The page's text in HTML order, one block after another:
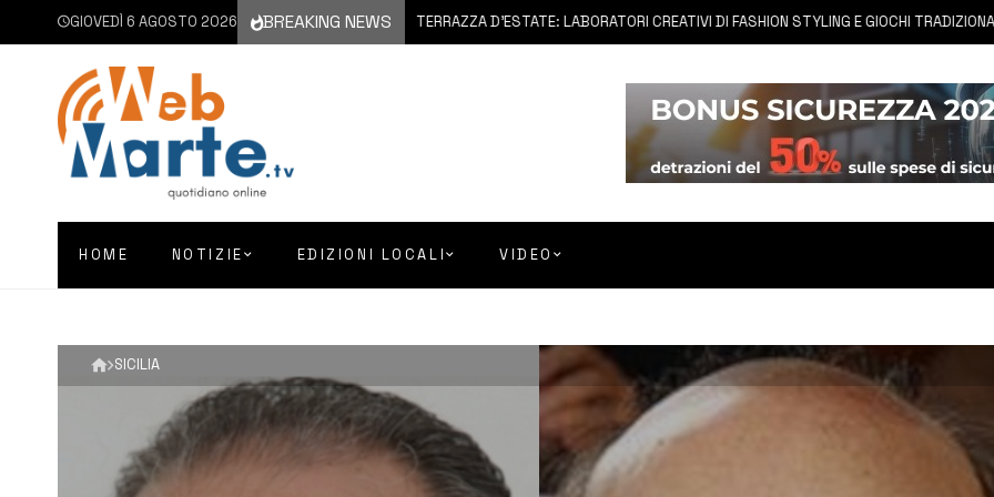
GIOVEDÌ 6 AGOSTO 2026 BREAKING NEWS
6 AGOSTO 2026 MELILLI | TERRAZZA D’ESTATE: LABORATORI CREATIVI DI FASHION STYLING E GIOCHI TRADIZIONALI DI
HOME NOTIZIE EDIZIONI LOCALI VIDEO
SICILIA